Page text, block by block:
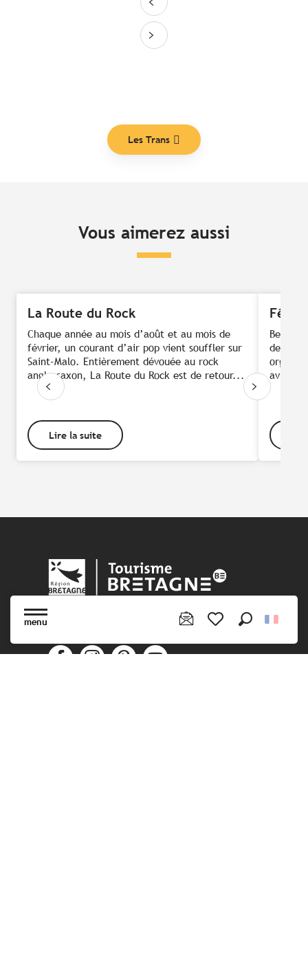
menu
Les Trans
Vous aimerez aussi
La Route du Rock
Chaque année au mois d’août et au mois de
février, un courant d’air pop vient souffler sur
Saint-Malo. Entièrement dévouée au rock
anglo-saxon, La Route du Rock est de retour...
Lire la suite
Fête
de
avril